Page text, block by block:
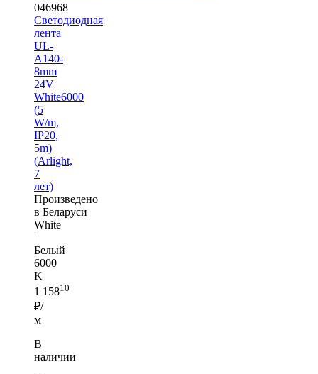
046968
Светодиодная
лента
UL-
A140-
8mm
24V
White6000
(5
W/m,
IP20,
5m)
(Arlight,
7
лет)
Произведено
в Беларуси
White
|
Белый
6000
K
1 15810
₽/
м
В
наличии